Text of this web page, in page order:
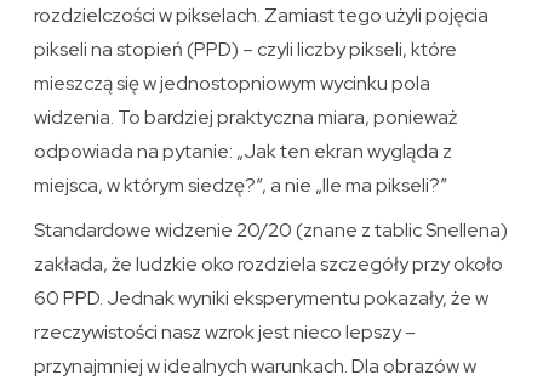
rozdzielczości w pikselach. Zamiast tego użyli pojęcia
pikseli na stopień (PPD) – czyli liczby pikseli, które
mieszczą się w jednostopniowym wycinku pola
widzenia. To bardziej praktyczna miara, ponieważ
odpowiada na pytanie: „Jak ten ekran wygląda z
miejsca, w którym siedzę?”, a nie „Ile ma pikseli?”
Standardowe widzenie 20/20 (znane z tablic Snellena)
zakłada, że ludzkie oko rozdziela szczegóły przy około
60 PPD. Jednak wyniki eksperymentu pokazały, że w
rzeczywistości nasz wzrok jest nieco lepszy –
przynajmniej w idealnych warunkach. Dla obrazów w